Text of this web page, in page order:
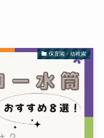
保育園・幼稚園